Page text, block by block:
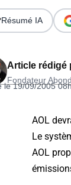
Télécharger
GEO -
Article rédigé
Fondateur
le 19/09/2005
Résumé IA
AOL
Le
AOL